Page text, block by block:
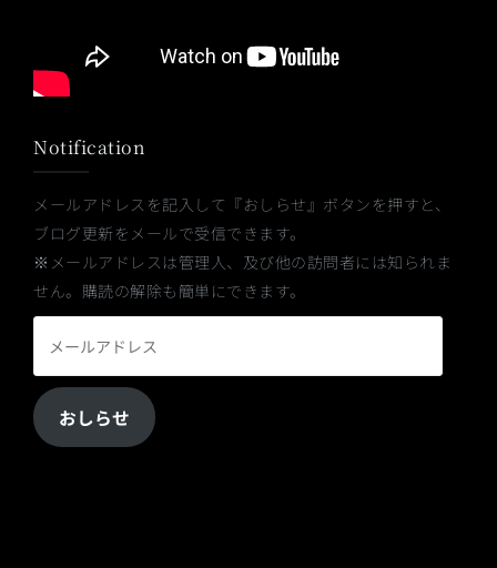
Notification
メールアドレスを記入して『おしらせ』ボタンを押すと、
ブログ更新をメールで受信できます。
※メールアドレスは管理人、及び他の訪問者には知られま
せん。購読の解除も簡単にできます。
ル
ア
ド
おしらせ